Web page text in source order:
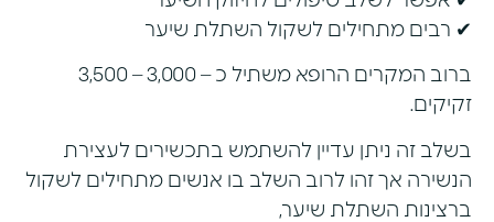
✔ רבים מתחילים לשקול השתלת שיער
ברוב המקרים הרופא משתיל כ – 3,000 – 3,500
זקיקים.
בשלב זה ניתן עדיין להשתמש בתכשירים לעצירת
הנשירה אך זהו לרוב השלב בו אנשים מתחילים לשקול
ברצינות השתלת שיער,